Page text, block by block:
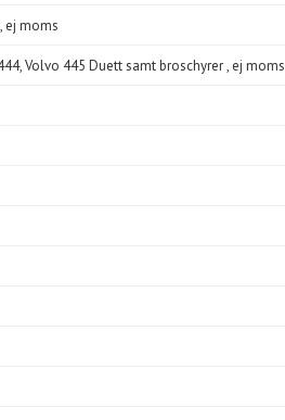
ej moms
Volvo 445 Duett samt broschyrer , ej moms